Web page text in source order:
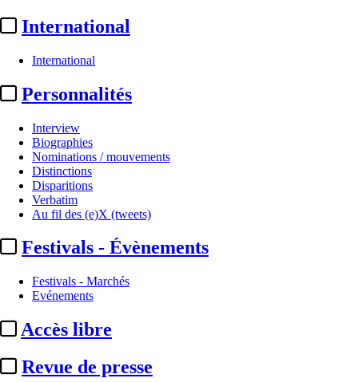
International
International
Personnalités
Interview
Biographies
Nominations / mouvements
Distinctions
Disparitions
Verbatim
Au fil des (e)X (tweets)
Festivals - Évènements
Festivals - Marchés
Evénements
Accès libre
Revue de presse
Evénements